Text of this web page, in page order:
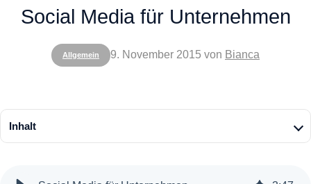
Allgemein
Social Media für Unternehmen
9. November 2015 von Bianca
Inhalt